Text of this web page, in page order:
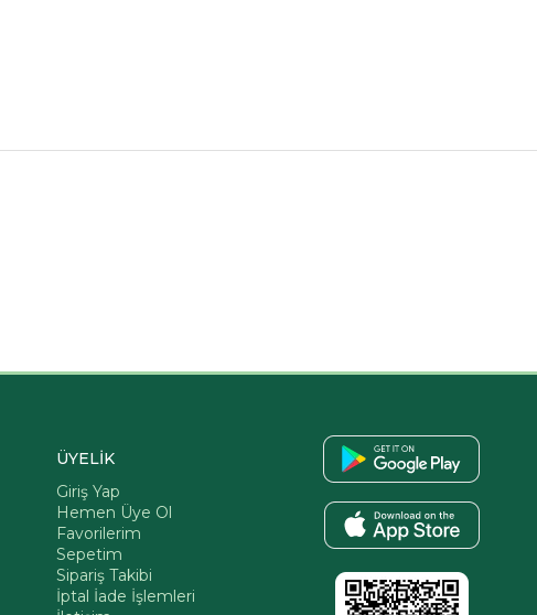
ÜYELİK
Giriş Yap
Hemen Üye Ol
Favorilerim
Sepetim
Sipariş Takibi
İptal İade İşlemleri